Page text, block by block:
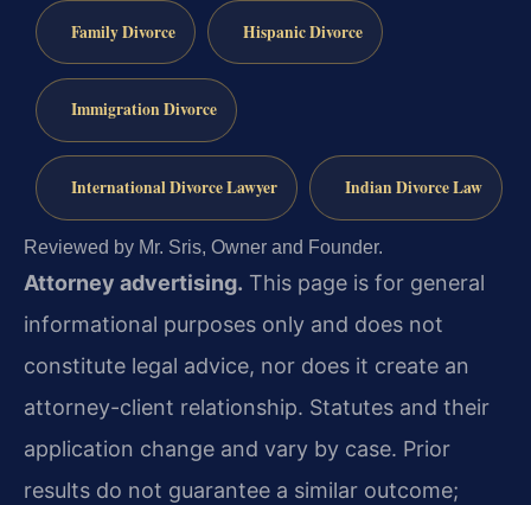
Family Divorce Hispanic Divorce
Immigration Divorce
International Divorce Lawyer Indian Divorce Law
Reviewed by Mr. Sris, Owner and Founder.
Attorney advertising. This page is for general
informational purposes only and does not
constitute legal advice, nor does it create an
attorney-client relationship. Statutes and their
application change and vary by case. Prior
results do not guarantee a similar outcome;